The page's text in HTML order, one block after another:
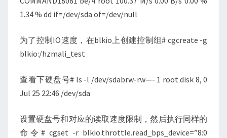
1.34 % dd if=/dev/sda of=/dev/null
为了控制IO速度，在blkio上创建控制组# cgcreate -g
blkio:/hzmali_test
查看下硬盘号# ls -l /dev/sdabrw-rw—- 1 root disk 8, 0
Jul 25 22:46 /dev/sda
设置硬盘号和对应的读取速度限制，然后执行同样的
命令# cgset -r blkio.throttle.read_bps_device=”8:0